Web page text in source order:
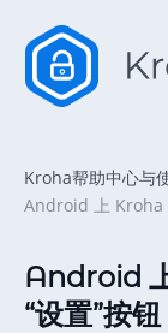
Kroha帮助中心与
Android 上 Kroha
Android
“设置”按钮